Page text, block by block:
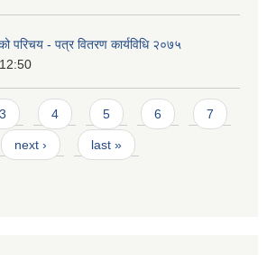
परिचय - पत्र वितरण कार्यविधि २०७५
3 4 5 6 7
next › last »